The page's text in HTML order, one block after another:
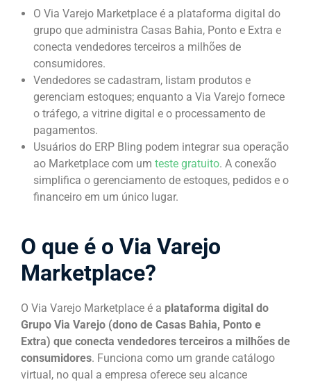
O Via Varejo Marketplace é a plataforma digital do
grupo que administra Casas Bahia, Ponto e Extra e
conecta vendedores terceiros a milhões de
consumidores.
Vendedores se cadastram, listam produtos e
gerenciam estoques; enquanto a Via Varejo fornece
o tráfego, a vitrine digital e o processamento de
pagamentos.
Usuários do ERP Bling podem integrar sua operação
ao Marketplace com um teste gratuito. A conexão
simplifica o gerenciamento de estoques, pedidos e o
financeiro em um único lugar.
O que é o Via Varejo
Marketplace?
O Via Varejo Marketplace é a plataforma digital do
Grupo Via Varejo (dono de Casas Bahia, Ponto e
Extra) que conecta vendedores terceiros a milhões de
consumidores. Funciona como um grande catálogo
virtual, no qual a empresa oferece seu alcance